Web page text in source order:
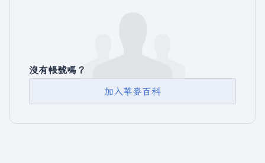
沒有帳號嗎？
加入華麥百科